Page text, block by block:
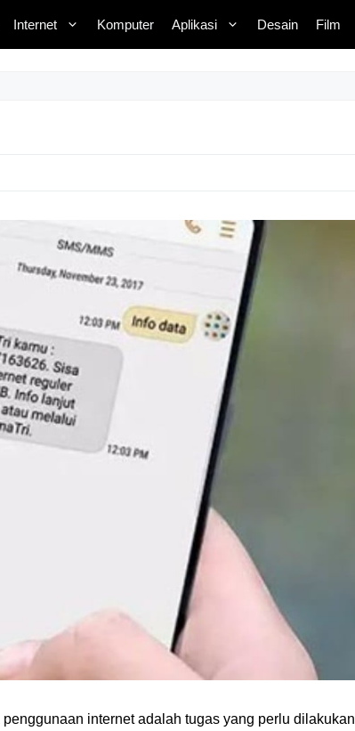
Internet Komputer Aplikasi Desain Film
internet adalah tugas yang perlu dilakukan